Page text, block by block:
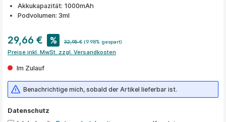
Akkukapazität: 1000mAh
Podvolumen: 3ml
29,66 € % 32,95 € (9.98% gespart)
Preise inkl. MwSt. zzgl. Versandkosten
Im Zulauf
Benachrichtige mich, sobald der Artikel lieferbar ist.
Datenschutz